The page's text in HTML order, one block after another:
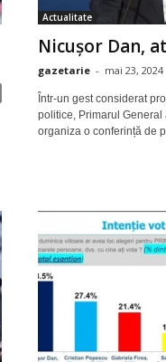
Actualitate
Nicușor Dan,
gazetarie - mai 23, 2024
Într-un gest considerat
politice, Primarul
organiza o conferință de